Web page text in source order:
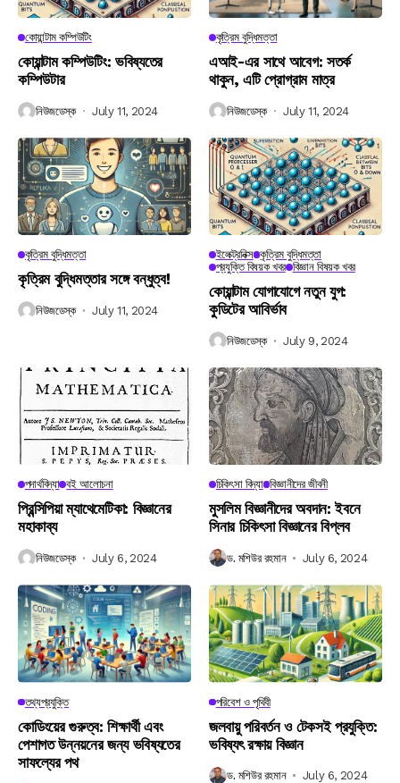
কোয়ান্টাম কম্পিউটিং
কোয়ান্টাম কম্পিউটিং: ভবিষ্যতের
কম্পিউটার
নিউজডেস্ক July 11, 2024
কৃত্রিম বুদ্ধিমত্তা
এআই-এর সাথে আবেগ: সতর্ক
থাকুন, এটি প্রোগ্রাম মাত্র
নিউজডেস্ক July 11, 2024
কৃত্রিম বুদ্ধিমত্তা
কৃত্রিম বুদ্ধিমত্তার সঙ্গে বন্ধুত্ব!
নিউজডেস্ক July 11, 2024
ইলেক্ট্রনিক্স কৃত্রিম বুদ্ধিমত্তা
প্রযুক্তি বিষয়ক খবর বিজ্ঞান বিষয়ক খবর
কোয়ান্টাম যোগাযোগে নতুন যুগ:
কুডিটের আবির্ভাব
নিউজডেস্ক July 9, 2024
পদার্থবিদ্যা বই আলোচনা
প্রিন্সিপিয়া ম্যাথেমেটিকা: বিজ্ঞানের
মহাকাব্য
নিউজডেস্ক July 6, 2024
চিকিৎসা বিদ্যা বিজ্ঞানীদের জীবনী
মুসলিম বিজ্ঞানীদের অবদান: ইবনে
সিনার চিকিৎসা বিজ্ঞানের বিপ্লব
ড. মশিউর রহমান July 6, 2024
তথ্যপ্রযুক্তি
কোডিংয়ের গুরুত্ব: শিক্ষার্থী এবং
পেশাগত উন্নয়নের জন্য ভবিষ্যতের
সাফল্যের পথ
পরিবেশ ও পৃথিবী
জলবায়ু পরিবর্তন ও টেকসই প্রযুক্তি:
ভবিষ্যৎ রক্ষায় বিজ্ঞান
ড. মশিউর রহমান July 6, 2024